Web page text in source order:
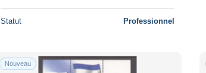
Statut Professionnel
Nouveau